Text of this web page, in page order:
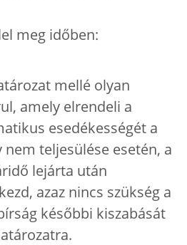
meg időben:
mellé olyan
amely elrendeli a
esedékességét a
nem teljesülése esetén, a
lejárta után
azaz nincs szükség a
későbbi kiszabását